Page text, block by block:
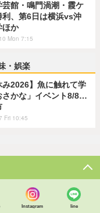
芸館・鳴門渦潮・霞ケ
利、第6日は横浜vs沖
ほか
Mon 7:15
・娯楽
み2026】魚に触れて学
さかな」イベント8/8…
Fri 10:45
Instagram line